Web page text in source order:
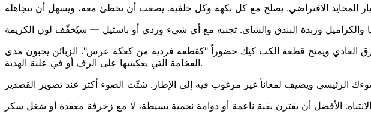
العادي ويمنح قطعة الكب كيك حضوراً "كقطعة فردية من كعكة عرس". الزبائن يحبون مدى
الفخامة التي يعكسها على الرف أو في علبة الهدية.